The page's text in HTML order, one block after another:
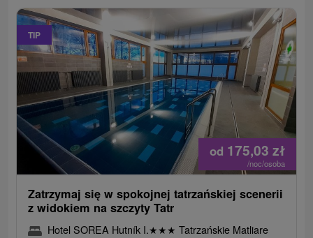
TIP
od 175,03 zł
/noc/osoba
Zatrzymaj się w spokojnej tatrzańskiej scenerii
z widokiem na szczyty Tatr
Hotel SOREA Hutník I.★★★ Tatrzańskie Matliare